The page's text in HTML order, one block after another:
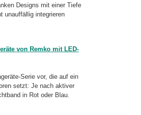
Designs mit einer Tiefe
unauffällig integrieren
von Remko mit LED-
Serie vor, die auf ein
setzt: Je nach aktiver
in Rot oder Blau.